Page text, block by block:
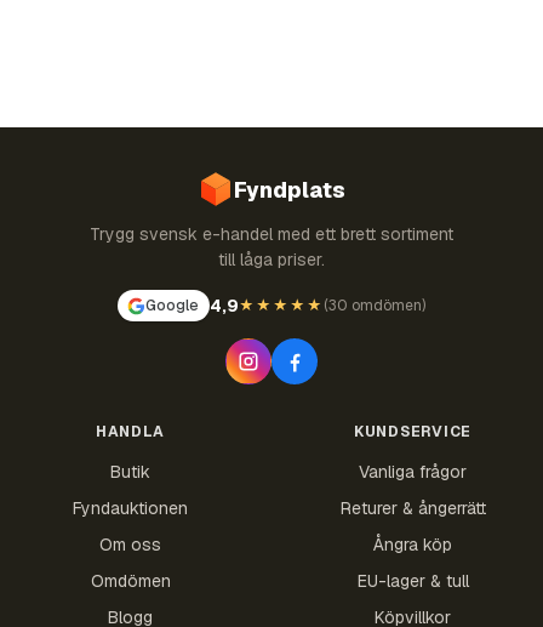
Fyndplats
Trygg svensk e-handel med ett brett sortiment
till låga priser.
Google 4,9★★★★★ (30 omdömen)
HANDLA
Butik
Fyndauktionen
Om oss
Omdömen
Blogg
KUNDSERVICE
Vanliga frågor
Returer & ångerrätt
Ångra köp
EU-lager & tull
Köpvillkor